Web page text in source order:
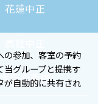
花蓮中正
大阪心斎橋
の参加、客室の予約
当グループと提携す
が自動的に共有され